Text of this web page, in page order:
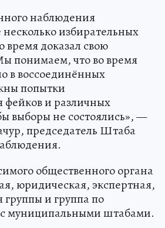
наблюдения
избирательных
время доказал свою
понимаем, что во время
в воссоединённых
попытки
фейков и различных
выборы не состоялись», —
председатель Штаба
общественного органа
юридическая, экспертная,
и группа по
муниципальными штабами.